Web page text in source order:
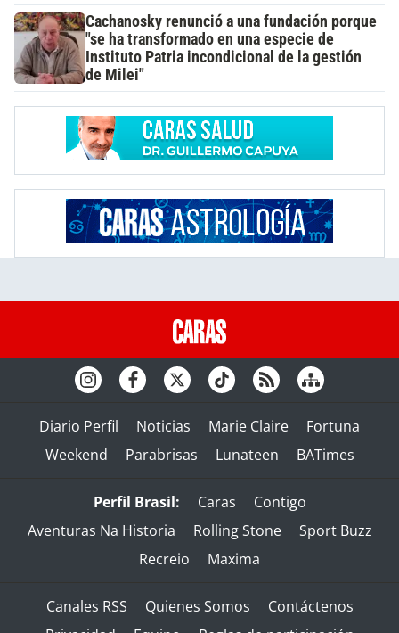
Cachanosky renunció a una fundación porque
"se ha transformado en una especie de
Instituto Patria incondicional de la gestión
de Milei"
Diario Perfil Noticias Marie Claire
Fortuna
Weekend
Parabrisas Lunateen BATimes
Perfil Brasil: Caras
Contigo
Aventuras Na Historia
Rolling Stone
Sport Buzz
Recreio
Maxima
Canales RSS Quienes Somos
Contáctenos